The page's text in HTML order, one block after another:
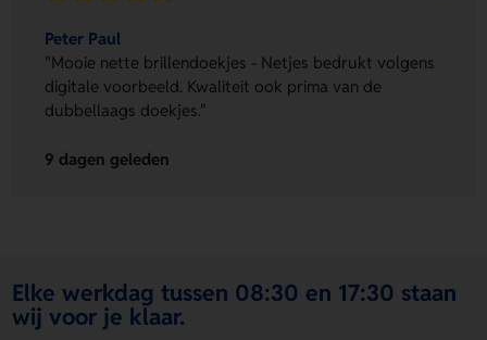
Peter Paul
"Mooie nette brillendoekjes - Netjes bedrukt volgens
digitale voorbeeld. Kwaliteit ook prima van de
dubbellaags doekjes."
9 dagen geleden
Elke werkdag tussen 08:30 en 17:30 staan
wij voor je klaar.